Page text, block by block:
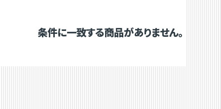
条件に一致する商品がありません。